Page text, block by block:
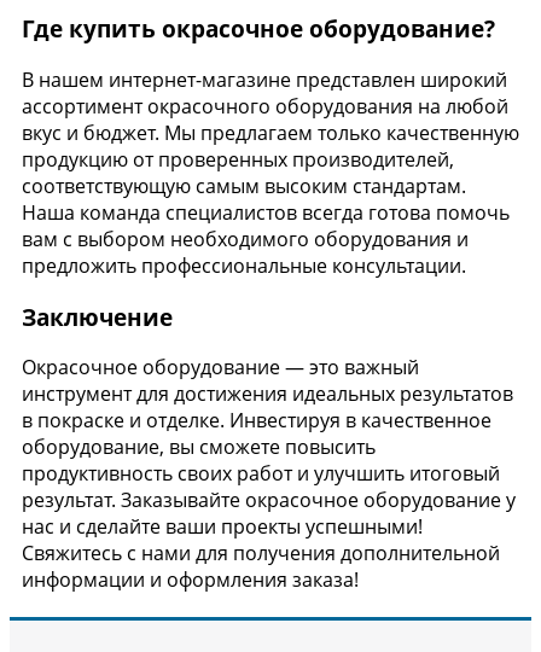
Где купить окрасочное оборудование?
В нашем интернет-магазине представлен широкий
ассортимент окрасочного оборудования на любой
вкус и бюджет. Мы предлагаем только качественную
продукцию от проверенных производителей,
соответствующую самым высоким стандартам.
Наша команда специалистов всегда готова помочь
вам с выбором необходимого оборудования и
предложить профессиональные консультации.
Заключение
Окрасочное оборудование — это важный
инструмент для достижения идеальных результатов
в покраске и отделке. Инвестируя в качественное
оборудование, вы сможете повысить
продуктивность своих работ и улучшить итоговый
результат. Заказывайте окрасочное оборудование у
нас и сделайте ваши проекты успешными!
Свяжитесь с нами для получения дополнительной
информации и оформления заказа!